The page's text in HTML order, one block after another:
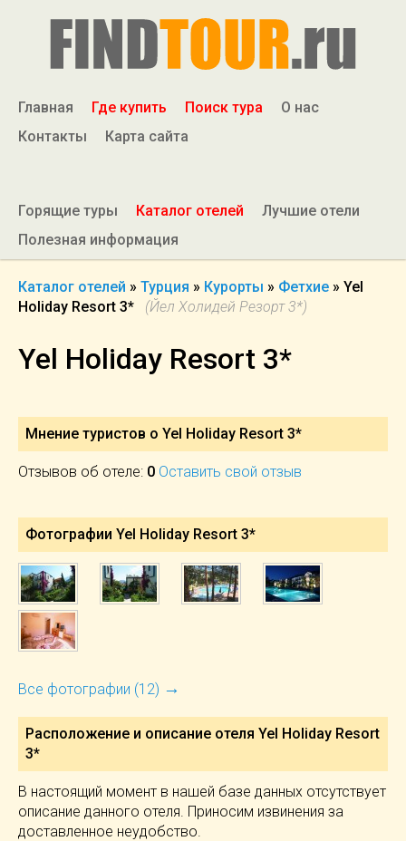
Главная Где купить Поиск тура
О нас
Контакты
Карта сайта
Горящие туры Каталог отелей
Лучшие отели
Полезная информация
Каталог отелей » Турция » Курорты » Фетхие » Yel
Holiday Resort 3*
(Йел Холидей Резорт 3*)
Yel Holiday Resort 3*
Мнение туристов о Yel Holiday Resort 3*
Отзывов об отеле: 0 Оставить свой отзыв
Фотографии Yel Holiday Resort 3*
Все фотографии (12) →
Расположение и описание отеля Yel Holiday Resort
3*
В настоящий момент в нашей базе данных отсутствует
описание данного отеля. Приносим извинения за
доставленное неудобство.